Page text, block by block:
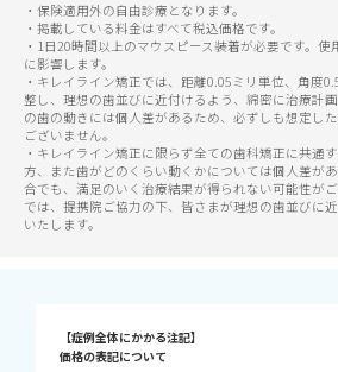
・保険適用外の自由診療となります。
・掲載している料金はすべて税込価格です。
・1日20時間以上のマウスピース装着が必要です。
に影響します。
・キレイライン矯正では、距離0.05ミリ単位、角度
整し、理想の歯並びに近付けるよう、綿密に治療計
の歯の動きには個人差があるため、必ずしも想定し
ございません。
・キレイライン矯正に限らず全ての歯科矯正に共通
方、また歯がどのくらい動くかについては個人差が
合でも、満足のいく治療結果が得られない可能性が
では、提携院ご協力の下、皆さまが理想の歯並びに
いたします。
【症例全体にかかる注記】
価格の表記について